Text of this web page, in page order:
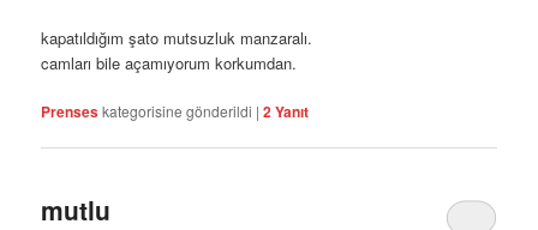
kapatıldığım şato mutsuzluk manzaralı.
camları bile açamıyorum korkumdan.
Prenseskategorisine gönderildi |2Yanıt
mutlu